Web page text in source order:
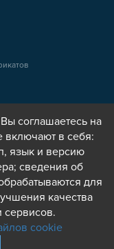
соглашаетесь на
включают в себя:
язык и версию
сведения об
для
качества
сервисов.
cookie